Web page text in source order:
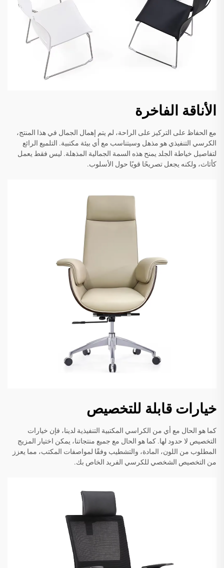
الأناقة الفاخرة
مع الحفاظ على التركيز على الراحة، لم يتم إهمال الجمال في هذا المنتج،
الكرسي التنفيذي هو مذهل وسيتناسب مع أي بيئة مكتبية. التلميع الرائع
لتفاصيل خياطة الجلد يمنح هذه السمة الجمالية المذهلة. ليس فقط يعمل
كأثاث، ولكنه يجعل تصريحًا قويًا حول الأسلوب.
خيارات قابلة للتخصيص
كما هو الحال مع أي من الكراسي المكتبية التنفيذية لدينا، فإن خيارات
التخصيص لا حدود لها. كما هو الحال مع جميع منتجاتنا، يمكن اختيار المزيج
المطلوب من اللون، المادة، والتشطيب وفقًا لمواصفات المكتب، مما يعزز
من التخصيص الشخصي للكرسي الفريد الخاص بك.